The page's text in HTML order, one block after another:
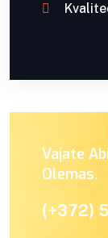
Vajate
Olemas.
(+372)